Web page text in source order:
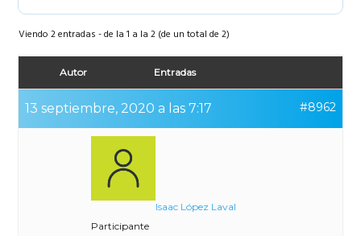
Viendo 2 entradas - de la 1 a la 2 (de un total de 2)
Autor Entradas
13 septiembre, 2020 a las 7:17 #8962
Isaac López Laval
Participante